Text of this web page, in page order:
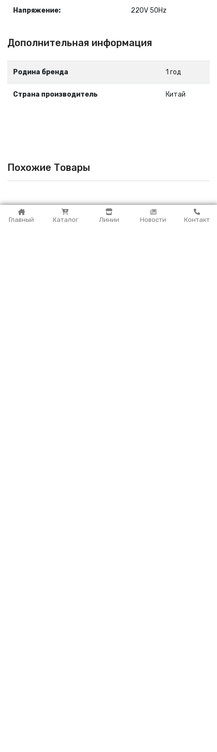
Главный Каталог Линии Новости Контакт
Напряжение: 220V 50Hz
Дополнительная информация
Родина бренда 1 год
Страна производитель Китай
Похожие Товары